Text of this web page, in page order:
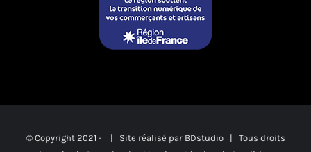
© Copyright 2021 - | Site réalisé par BDstudio| Tous droits